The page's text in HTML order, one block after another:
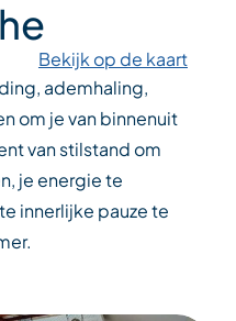
Bekijk op de kaart
ademhaling,
om je van binnenuit
van stilstand om
je energie te
innerlijke pauze te